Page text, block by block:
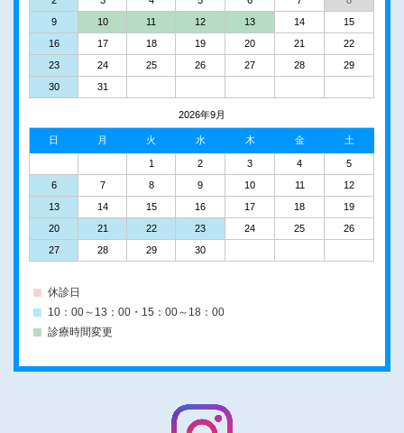
9
10 11 12 13 14
15
16
17 18 19 20 21
22
23
24 25 26 27 28
29
30
31
2026年9月
日 月 火 水 木 金 土
1 2 3 4
5
6
7 8 9 10 11
12
13
14 15 16 17 18
19
20
21 22 23 24 25
26
27
28 29 30
休診日
10：00～13：00・15：00～18：00
診療時間変更